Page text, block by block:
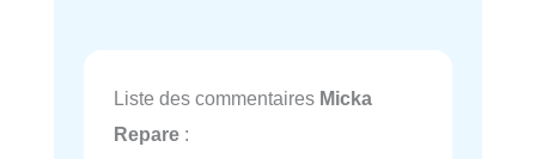
Liste des commentaires Micka
Repare :